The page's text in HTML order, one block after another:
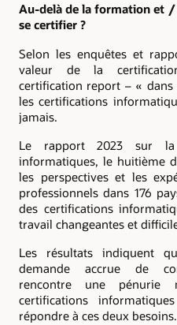
Au-delà de la formation et /
se certifier ?
Selon les enquêtes et
valeur de la
certification report – «
les certifications
jamais.
Le rapport 2023 sur la
informatiques, le huitième
les perspectives et les
professionnels dans 176
des certifications
travail changeantes et
Les résultats indiquent
demande accrue de
rencontre une pénurie
certifications
répondre à ces deux besoins.